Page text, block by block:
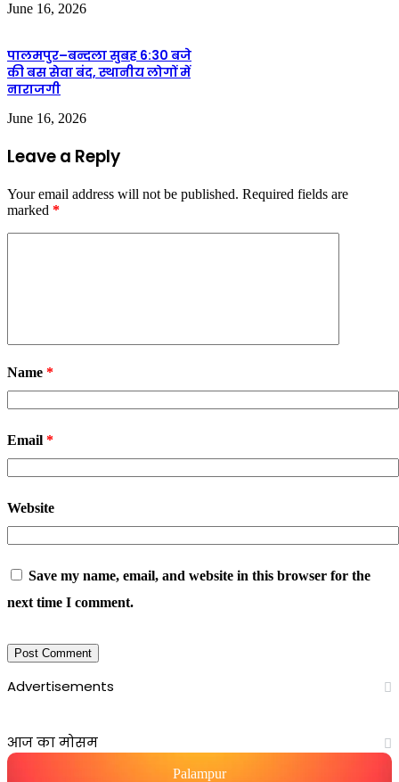
June 16, 2026
पालमपुर–बन्दला सुबह 6:30 बजे
की बस सेवा बंद, स्थानीय लोगों में
नाराजगी
June 16, 2026
Leave a Reply
Your email address will not be published. Required fields are
marked *
Name *
Email *
Website
Save my name, email, and website in this browser for the
next time I comment.
Advertisements
आज का मोसम
Palampur